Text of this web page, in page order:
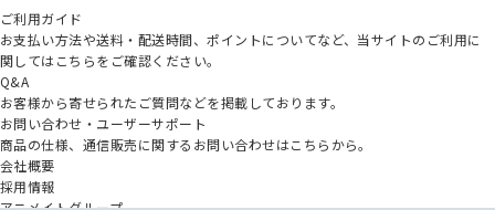
ご利用ガイド
お支払い方法や送料・配送時間、ポイントについてなど、当サイトのご利用に
関してはこちらをご確認ください。
Q&A
お客様から寄せられたご質問などを掲載しております。
お問い合わせ・ユーザーサポート
商品の仕様、通信販売に関するお問い合わせはこちらから。
会社概要
採用情報